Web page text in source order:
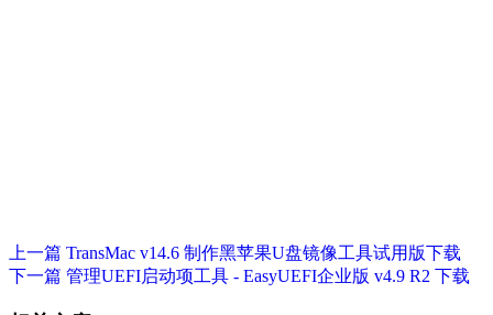
上一篇 TransMac v14.6 制作黑苹果U盘镜像工具试用版下载
下一篇 管理UEFI启动项工具 - EasyUEFI企业版 v4.9 R2 下载